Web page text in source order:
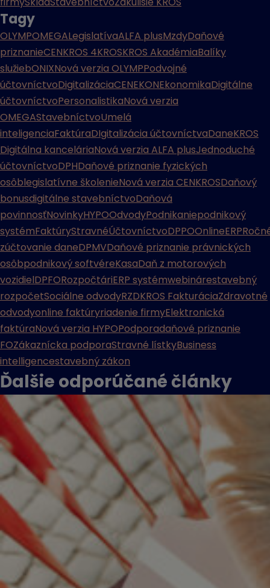
Tagy
OLYMPOMEGALegislatívaALFA plusMzdyDaňové
priznanieCENKROS 4KROSKROS AkadémiaBalíky
služiebONIXNová verzia OLYMPPodvojné
účtovníctvoDigitalizáciaCENEKONEkonomikaDigitálne
účtovníctvoPersonalistikaNová verzia
OMEGAStavebníctvoUmelá
inteligenciaFaktúraDIgitalizácia účtovníctvaDaneKROS
Digitálna kanceláriaNová verzia ALFA plusJednoduché
účtovníctvoDPHDaňové priznanie fyzických
osôblegislatívne školenieNová verzia CENKROSDaňový
bonusdigitálne stavebníctvoDaňová
povinnosťNovinkyHYPOOdvodyPodnikaniepodnikový
systémFaktúryStravnéÚčtovníctvoDPPOOnlineERP
zúčtovanie daneDPMVDaňové priznanie právnických
osôbpodnikový softvéreKasaDaň z motorových
vozidielDPFORozpočtáriERP systémwebinárestavebný
rozpočetSociálne odvodyRZDKROS FakturáciaZdravotné
odvodyonline faktúryriadenie firmyElektronická
faktúraNová verzia HYPOPodporadaňové priznanie
FOZákaznícka podporaStravné lístkyBusiness
intelligencestavebný zákon
Ďalšie odporúčané články